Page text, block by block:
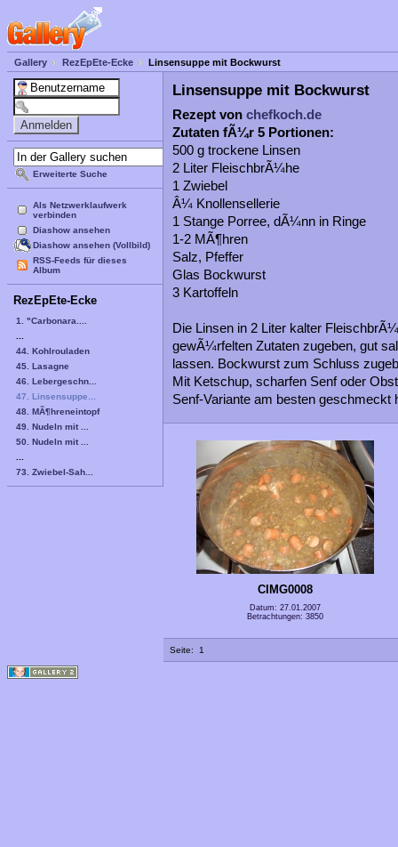
Gallery RezEpEte-Ecke Linsensuppe mit Bockwurst
Erweiterte Suche
Als Netzwerklaufwerk
verbinden
Diashow ansehen
Diashow ansehen (Vollbild)
RSS-Feeds für dieses
Album
RezEpEte-Ecke
1. "Carbonara....
44. Kohlrouladen
45. Lasagne
46. Lebergeschn...
47. Linsensuppe...
48. MÃ¶hreneintopf
49. Nudeln mit ...
50. Nudeln mit ...
73. Zwiebel-Sah...
Linsensuppe mit Bockwurst
Rezept von chefkoch.de
Zutaten fÃ¼r 5 Portionen:
500 g trockene Linsen
2 Liter FleischbrÃ¼he
1 Zwiebel
Â¼ Knollensellerie
1 Stange Porree, dÃ¼nn in Ringe
1-2 MÃ¶hren
Salz, Pfeffer
Glas Bockwurst
3 Kartoffeln
Die Linsen in 2 Liter kalter
gewÃ¼rfelten Zutaten zugeben, gut
lassen. Bockwurst zum Schluss
Mit Ketschup, scharfen Senf oder
Senf-Variante am besten geschmeckt
CIMG0008
Datum: 27.01.2007
Betrachtungen: 3850
Seite: 1